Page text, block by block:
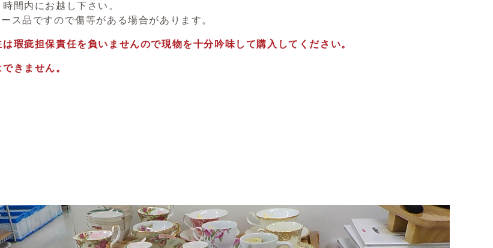
越し下さい。
ですので傷等がある場合があります。
瑕疵担保責任を負いませんので現物を十分吟味して購入してください。
きません。